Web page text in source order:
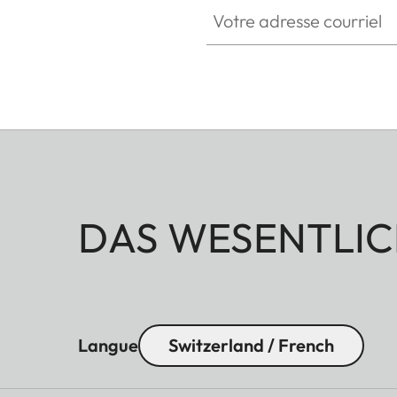
DAS
Langue Switzerland / French